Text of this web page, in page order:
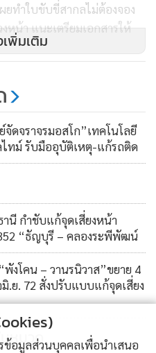
ชื่อเพจมิจฉาชีพแอบอ้างรับทำ
กออนไลน์เด็ดขาด เสี่ยงสูญ
ส่วนบุคคล ซึ่งผู้หลงเชื่อจะมี
ญา ความผิดฐานปลอมแปลง
รราชการปลอม มีโทษถึงขั้นจำ
100,000 บาท หรือทั้ง
บุ๊ก (REPORT) หรือสามารถ
งบกได้โดยตรง หรือโทร.สาย
ยทำใบขับขี่สากลไม่ต้องจอง
หน้า แนะเตรียมเอกสารให้
มโครงการ ‘สร้างนักบัญชี
าพรุ่นใหม่’ ฟรี!! เพิ่มทักษะ
งสนามจริง
พิ่มเติม
จราจรมอสโก”เทคโนโลยี
ไทม์ รับมืออุบัติเหตุ-แก้รถติด
นี กำชับแก้จุดเสี่ยงหน้า
“ธัญบุรี – คลองระพีพัฒน์
งโคน – วานรนิวาส”ขยาย 4
.ย. 72 สั่งปรับแบบแก้จุดเสี่ยง
หมวด
ข้อมูลส่วนบุคคลเพื่อนำเสนอ